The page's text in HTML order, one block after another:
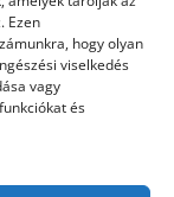
Ezen
hogy olyan
viselkedés
vagy
és